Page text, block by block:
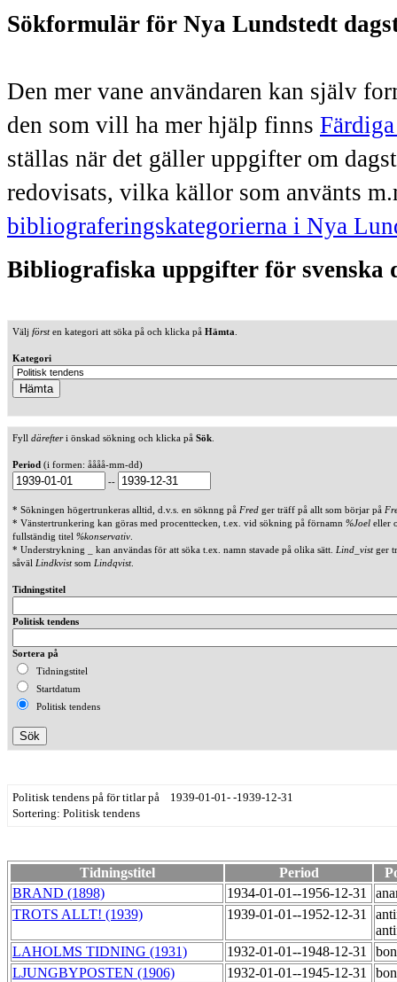
Sökformulär för Nya Lundstedt
Den mer vane användaren kan själv
den som vill ha mer hjälp finns
ställas när det gäller uppgifter om
redovisats, vilka källor som använts
bibliograferingskategorierna i Nya
Bibliografiska uppgifter för svenska
Välj försten kategori att söka på och klicka på Hämta
Kategori
Fyll därefteri önskad sökning och klicka på Sök
Period (i formen: åååå-mm-dd)
--
* Sökningen högertrunkeras alltid, d.v.s. en söknng på Fred ger träff på allt som börjar på
* Vänstertrunkering kan göras med procenttecken, t.ex. vid sökning på förnamn %Joel eller
fullständig titel %konservativ
* Understrykning _ kan användas för att söka t.ex. namn stavade på olika sätt. Lind_vistger
såväl Lindkvistsom Lindqvist.
Tidningstitel
Politisk tendens
Sortera på
Tidningstitel
Startdatum
Politisk tendens
Politisk tendens på för titlar på 1939-01-01- -1939-12-31
Sortering: Politisk tendens
Tidningstitel Period
BRAND (1898)
1934-01-01--1956-12-31
TROTS ALLT! (1939)
1939-01-01--1952-12-31
LAHOLMS TIDNING (1931)
1932-01-01--1948-12-31
LJUNGBYPOSTEN (1906)
1932-01-01--1945-12-31